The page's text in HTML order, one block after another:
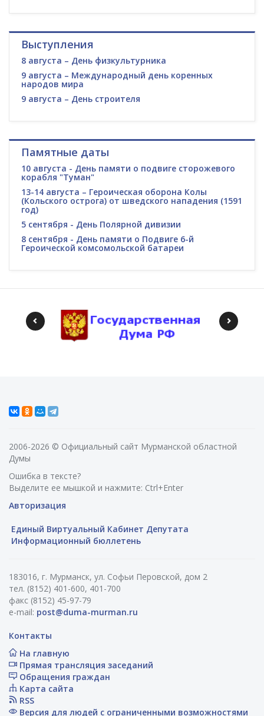
Выступления
8 августа – День физкультурника
9 августа – Международный день коренных
народов мира
9 августа – День строителя
Памятные даты
10 августа - День памяти о подвиге сторожевого
корабля "Туман"
13-14 августа – Героическая оборона Колы
(Кольского острога) от шведского нападения (1591
год)
5 сентября - День Полярной дивизии
8 сентября - День памяти о Подвиге 6-й
Героической комсомольской батареи
2006-2026 © Официальный сайт Мурманской областной
Думы
Ошибка в тексте?
Выделите ее мышкой и нажмите: Ctrl+Enter
Авторизация
Единый Виртуальный Кабинет Депутата
Информационный бюллетень
183016, г. Мурманск, ул. Софьи Перовской, дом 2
тел. (8152) 401-600, 401-700
факс (8152) 45-97-79
e-mail: post@duma-murman.ru
Контакты
На главную
Прямая трансляция заседаний
Обращения граждан
Карта сайта
RSS
Версия для людей с ограниченными возможностями